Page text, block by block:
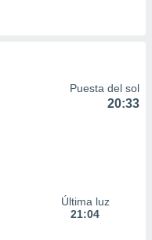
Puesta del sol
20:33
Última luz
21:04